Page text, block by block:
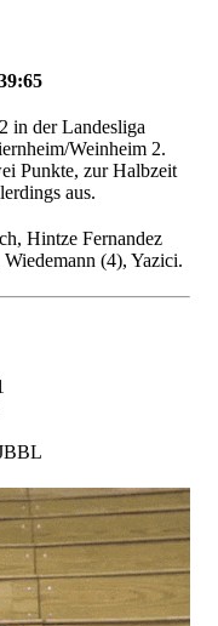
in der Landesliga
Weinheim 2.
Punkte, zur Halbzeit
aus.
Hintze Fernandez
(4), Yazici.